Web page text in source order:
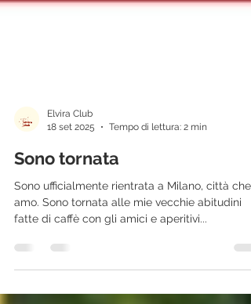
18 set 2025
Tempo di lettura: 2 min
Sono tornata
Sono ufficialmente rientrata a Milano, città che
fatte di caffè con gli amici e aperitivi...